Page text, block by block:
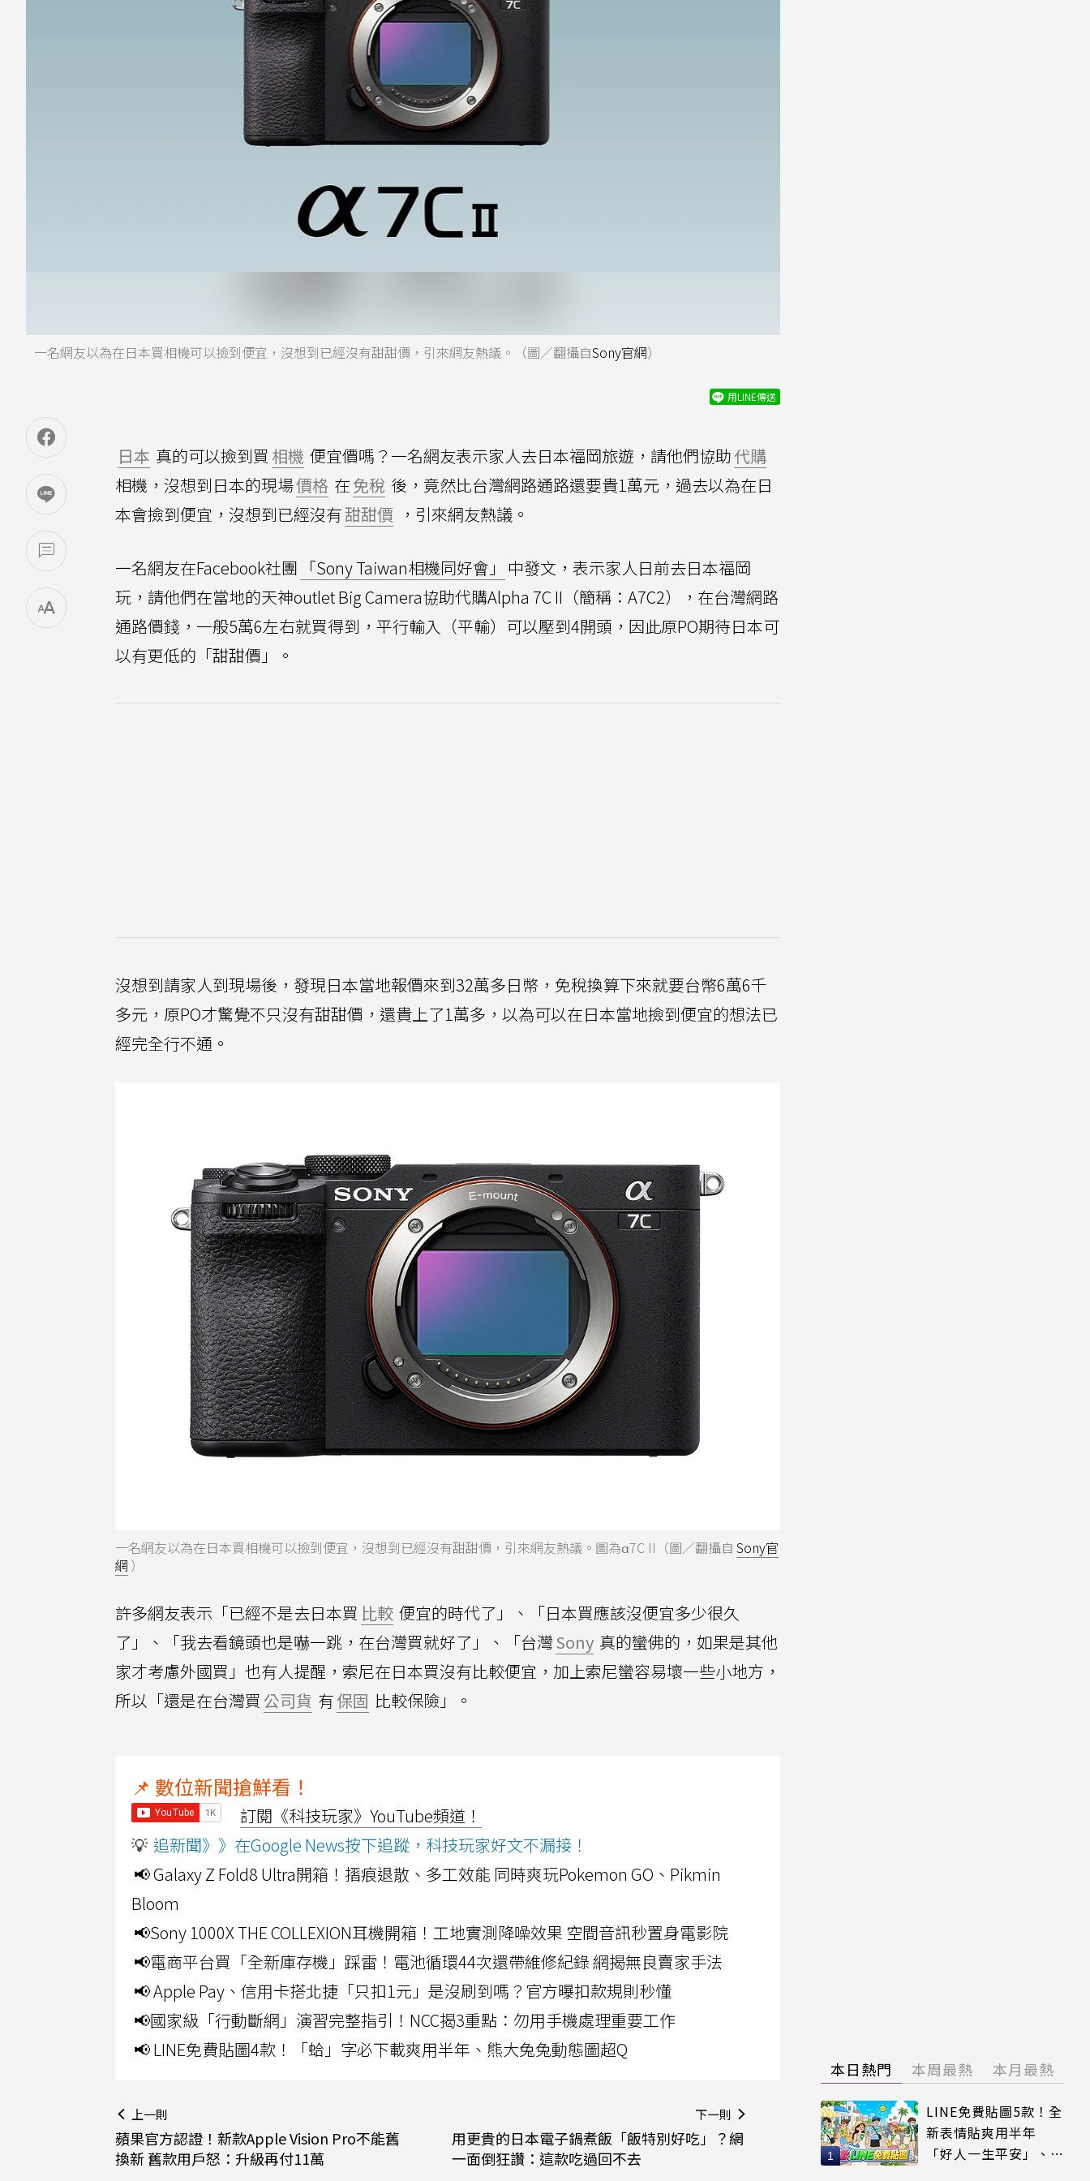
一名網友以為在日本買相機可以撿到便宜，沒想到已經沒有甜甜價，引來網友熱議。（圖／翻攝自Sony官網）
用LINE傳送
日本 真的可以撿到買 相機 便宜價嗎？一名網友表示家人去日本福岡旅遊，請他們協助代購
相機，沒想到日本的現場價格 在免稅 後，竟然比台灣網路通路還要貴1萬元，過去以為在日
本會撿到便宜，沒想到已經沒有甜甜價 ，引來網友熱議。
一名網友在Facebook社團 「Sony Taiwan相機同好會」 中發文，表示家人日前去日本福岡
玩，請他們在當地的天神outlet Big Camera協助代購Alpha 7C II（簡稱：A7C2），在台灣網路
通路價錢，一般5萬6左右就買得到，平行輸入（平輸）可以壓到4開頭，因此原PO期待日本可
以有更低的「甜甜價」。
沒想到請家人到現場後，發現日本當地報價來到32萬多日幣，免稅換算下來就要台幣6萬6千
多元，原PO才驚覺不只沒有甜甜價，還貴上了1萬多，以為可以在日本當地撿到便宜的想法已
經完全行不通。
一名網友以為在日本買相機可以撿到便宜，沒想到已經沒有甜甜價，引來網友熱議。圖為α7C II（圖／翻攝自 Sony官
網 ）
許多網友表示「已經不是去日本買 比較 便宜的時代了」、「日本買應該沒便宜多少很久
了」、「我去看鏡頭也是嚇一跳，在台灣買就好了」、「台灣Sony 真的蠻佛的，如果是其他
家才考慮外國買」也有人提醒，索尼在日本買沒有比較便宜，加上索尼蠻容易壞一些小地方，
所以「還是在台灣買 公司貨 有保固 比較保險」。
📌 數位新聞搶鮮看！
訂閱《科技玩家》YouTube頻道！
💡 追新聞》》在Google News按下追蹤，科技玩家好文不漏接！
📢 Galaxy Z Fold8 Ultra開箱！摺痕退散、多工效能 同時爽玩Pokemon GO、Pikmin
Bloom
📢Sony 1000X THE COLLEXION耳機開箱！工地實測降噪效果 空間音訊秒置身電影院
📢電商平台買「全新庫存機」踩雷！電池循環44次還帶維修紀錄 網揭無良賣家手法
📢 Apple Pay、信用卡搭北捷「只扣1元」是沒刷到嗎？官方曝扣款規則秒懂
📢國家級「行動斷網」演習完整指引！NCC揭3重點：勿用手機處理重要工作
📢 LINE免費貼圖4款！「蛤」字必下載爽用半年、熊大兔兔動態圖超Q
上一則
蘋果官方認證！新款Apple Vision Pro不能舊
換新 舊款用戶怒：升級再付11萬
下一則
用更貴的日本電子鍋煮飯「飯特別好吃」？網
一面倒狂讚：這款吃過回不去
本日熱門 本周最熱 本月最熱
LINE免費貼圖5款！全
新表情貼爽用半年
「好人一生平安」、